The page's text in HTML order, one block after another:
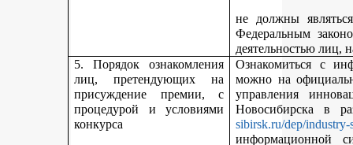
не должны
Федеральным
деятельностью лиц,
5. Порядок ознакомления
лиц, претендующих на
присуждение премии, с
процедурой и условиями
конкурса
Ознакомиться с
можно на
управления
Новосибирска в
sibirsk.ru/dep/industry-
информационной